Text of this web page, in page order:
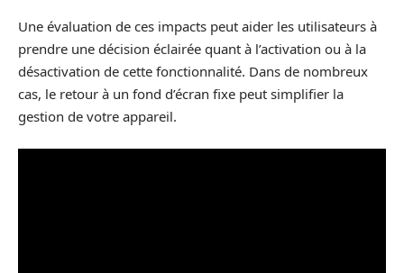
Une évaluation de ces impacts peut aider les utilisateurs à
prendre une décision éclairée quant à l’activation ou à la
désactivation de cette fonctionnalité. Dans de nombreux
cas, le retour à un fond d’écran fixe peut simplifier la
gestion de votre appareil.